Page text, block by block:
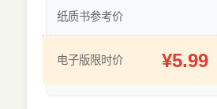
纸质书参考价
电子版限时价 ¥5.99